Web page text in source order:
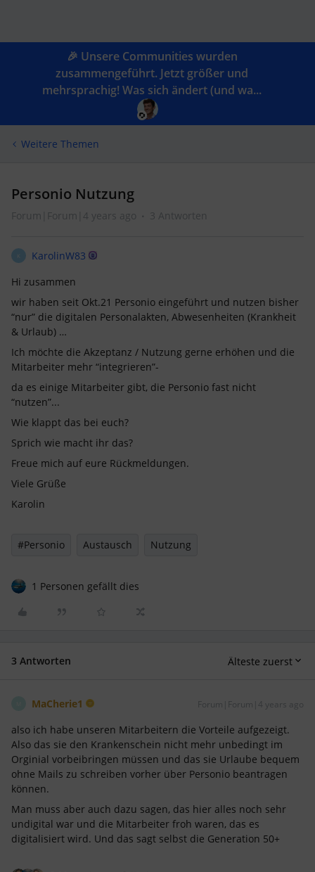
🎉 Unsere Communities wurden
zusammengeführt. Jetzt größer und
mehrsprachig! Was sich ändert (und wa...
Weitere Themen
Personio Nutzung
Forum|Forum|4 years ago 3 Antworten
KarolinW83
Hi zusammen
wir haben seit Okt.21 Personio eingeführt und nutzen bisher
“nur” die digitalen Personalakten, Abwesenheiten (Krankheit
& Urlaub) …
Ich möchte die Akzeptanz / Nutzung gerne erhöhen und die
Mitarbeiter mehr “integrieren”-
da es einige Mitarbeiter gibt, die Personio fast nicht
“nutzen”...
Wie klappt das bei euch?
Sprich wie macht ihr das?
Freue mich auf eure Rückmeldungen.
Viele Grüße
Karolin
#Personio Austausch Nutzung
1 Personen gefällt dies
3 Antworten Älteste zuerst
MaCherie1 Forum|Forum|4 years ago
also ich habe unseren Mitarbeitern die Vorteile aufgezeigt.
Also das sie den Krankenschein nicht mehr unbedingt im
Orginial vorbeibringen müssen und das sie Urlaube bequem
ohne Mails zu schreiben vorher über Personio beantragen
können.
Man muss aber auch dazu sagen, das hier alles noch sehr
undigital war und die Mitarbeiter froh waren, das es
digitalisiert wird. Und das sagt selbst die Generation 50+